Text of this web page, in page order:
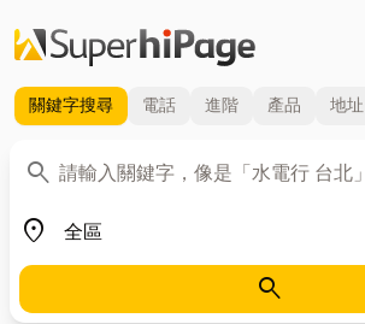
關鍵字搜尋 電話 進階 產品 地址
search
關鍵字
place
地區
search